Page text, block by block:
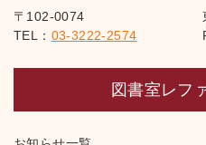
〒102-0074
TEL： 03-3222-2574
図書室レフ